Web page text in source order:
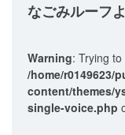
なごみルーフ
Warning: Trying
/home/r0149623/
content/themes/
single-voice.php